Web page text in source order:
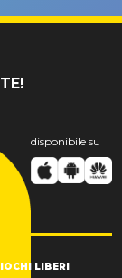
disponibile su
LIBERI